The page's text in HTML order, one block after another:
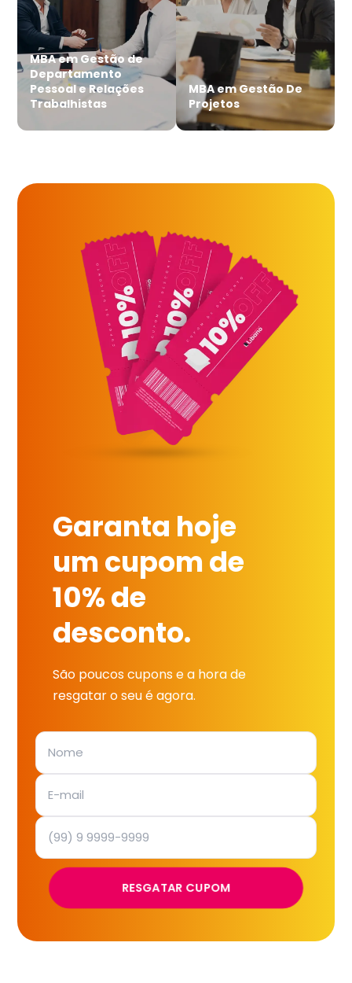
MBA em Gestão de
Departamento
Pessoal e Relações
Trabalhistas
MBA em Gestão De
Projetos
Garanta hoje
um cupom de
10% de
desconto.
São poucos cupons e a hora de
resgatar o seu é agora.
RESGATAR CUPOM